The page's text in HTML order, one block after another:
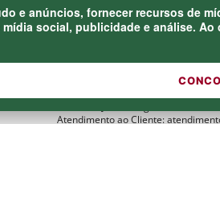
e anúncios, fornecer recursos de
social, publicidade e análise.
Atendimento ao Cliente: